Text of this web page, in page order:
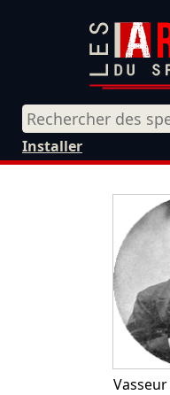
Installer
Vasseur